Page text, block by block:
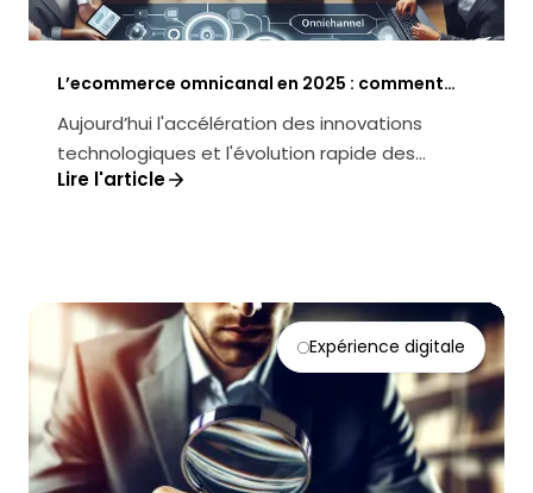
L’ecommerce omnicanal en 2025 : comment
offrir une expérience fluide et optimale
Aujourd’hui l'accélération des innovations
technologiques et l'évolution rapide des
comportements d'achat sont plus que ...
Lire l'article
Expérience digitale